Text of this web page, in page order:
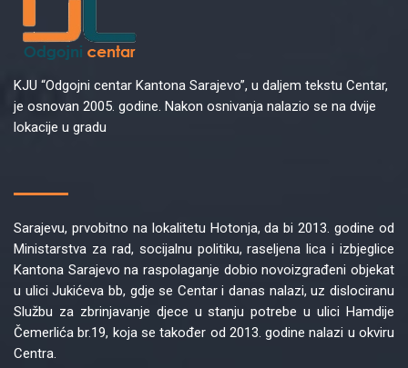
KJU “Odgojni centar Kantona Sarajevo”, u daljem tekstu Centar,
je osnovan 2005. godine. Nakon osnivanja nalazio se na dvije
lokacije u gradu
Sarajevu, prvobitno na lokalitetu Hotonja, da bi 2013. godine od
Ministarstva za rad, socijalnu politiku, raseljena lica i izbjeglice
Kantona Sarajevo na raspolaganje dobio novoizgrađeni objekat
u ulici Jukićeva bb, gdje se Centar i danas nalazi, uz dislociranu
Službu za zbrinjavanje djece u stanju potrebe u ulici Hamdije
Čemerlića br.19, koja se također od 2013. godine nalazi u okviru
Centra.